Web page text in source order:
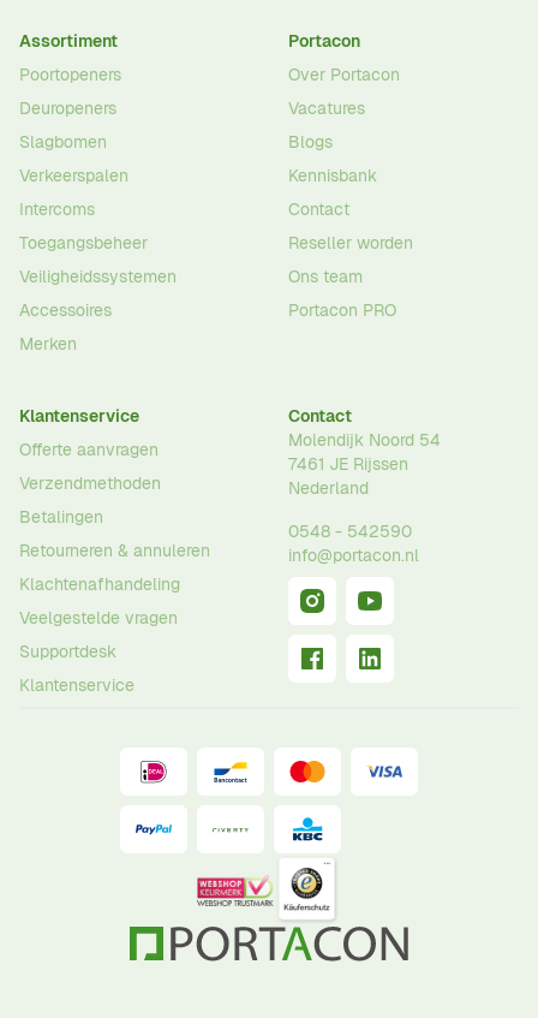
Assortiment
Poortopeners
Deuropeners
Slagbomen
Verkeerspalen
Intercoms
Toegangsbeheer
Veiligheidssystemen
Accessoires
Merken
Portacon
Over Portacon
Vacatures
Blogs
Kennisbank
Contact
Reseller worden
Ons team
Portacon PRO
Klantenservice
Offerte aanvragen
Verzendmethoden
Betalingen
Retourneren & annuleren
Klachtenafhandeling
Veelgestelde vragen
Supportdesk
Klantenservice
Contact
Molendijk Noord 54
7461 JE Rijssen
Nederland
0548 - 542590
info@portacon.nl